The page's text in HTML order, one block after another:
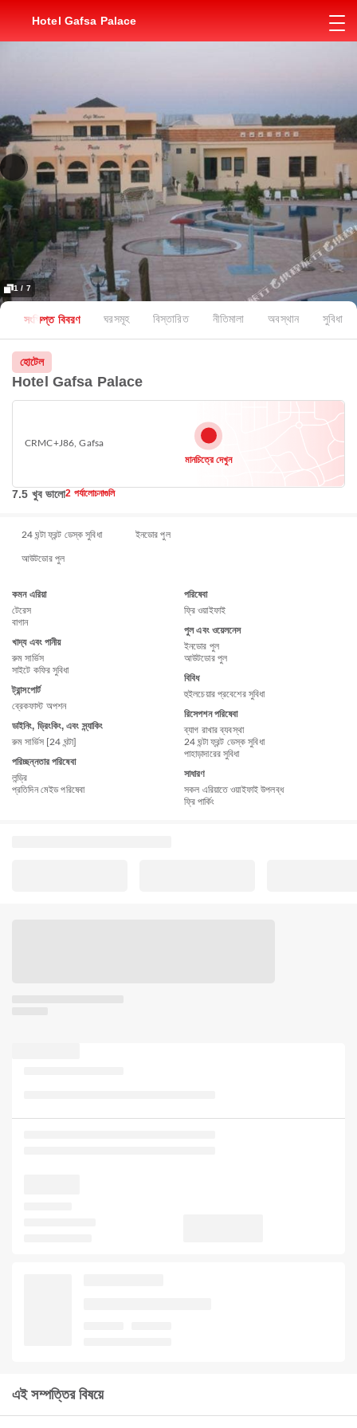
Hotel Gafsa Palace
1 / 7
সংক্ষিপ্ত বিবরণ ঘরসমূহ বিস্তারিত নীতিমালা অবস্থান সুবিধা
হোটেল
Hotel Gafsa Palace
CRMC+J86, Gafsa
মানচিত্রে দেখুন
7.5 খুব ভালো2 পর্যালোচনাগুলি
24 ঘন্টা ফ্রন্ট ডেস্ক সুবিধা ইনডোর পুল
আউটডোর পুল
কমন এরিয়া
টেরেস
বাগান
খাদ্য এবং পানীয়
রুম সার্ভিস
সাইটে কফির সুবিধা
ট্রান্সপোর্ট
ব্রেকফাস্ট অপশন
ডাইনিং, ড্রিংকিং, এবং স্ন্যাকিং
রুম সার্ভিস [24 ঘন্টা]
পরিচ্ছন্নতার পরিষেবা
লন্ড্রি
প্রতিদিন মেইড পরিষেবা
পরিষেবা
ফ্রি ওয়াইফাই
পুল এবং ওয়েলনেস
ইনডোর পুল
আউটডোর পুল
বিবিধ
হুইলচেয়ার প্রবেশের সুবিধা
রিসেপশন পরিষেবা
ব্যাগ রাখার ব্যবস্থা
24 ঘন্টা ফ্রন্ট ডেস্ক সুবিধা
পাহাড়াদারের সুবিধা
সাধারণ
সকল এরিয়াতে ওয়াইফাই উপলব্ধ
ফ্রি পার্কিং
এই সম্পত্তির বিষয়ে